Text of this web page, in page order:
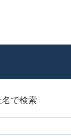
で検索